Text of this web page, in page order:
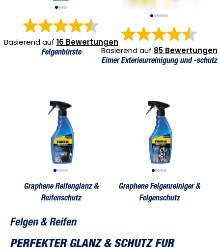
Basierend auf 16 Bewertungen
Felgenbürste Basierend auf 85 Bewertungen
Eimer Exterieurreinigung und -schutz
Graphene Reifenglanz &
Reifenschutz
Graphene Felgenreiniger &
Felgenschutz
Felgen & Reifen
PERFEKTER GLANZ & SCHUTZ FÜR